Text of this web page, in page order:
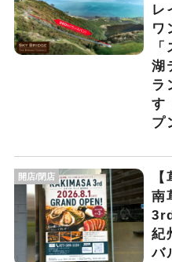
レ
ワ
湖
ラ
す
プ
開店/閉店
南
紀
バ